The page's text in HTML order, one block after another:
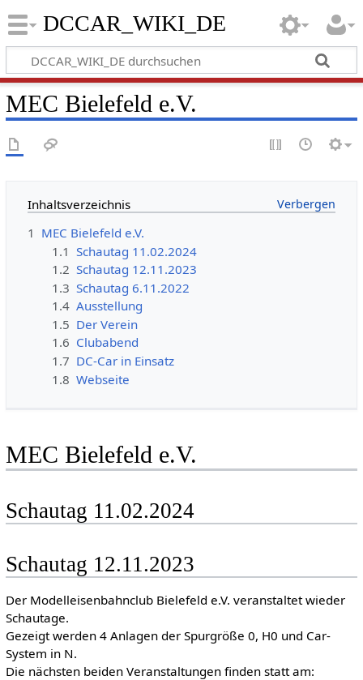
DCCAR_WIKI_DE
MEC Bielefeld e.V.
Inhaltsverzeichnis
1 MEC Bielefeld e.V.
1.1 Schautag 11.02.2024
1.2 Schautag 12.11.2023
1.3 Schautag 6.11.2022
1.4 Ausstellung
1.5 Der Verein
1.6 Clubabend
1.7 DC-Car in Einsatz
1.8 Webseite
MEC Bielefeld e.V.
Schautag 11.02.2024
Schautag 12.11.2023
Der Modelleisenbahnclub Bielefeld e.V. veranstaltet wieder
Schautage.
Gezeigt werden 4 Anlagen der Spurgröße 0, H0 und Car-
System in N.
Die nächsten beiden Veranstaltungen finden statt am: